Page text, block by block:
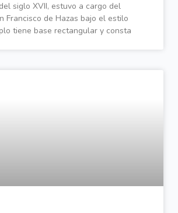
siglo XVII, estuvo a cargo del
Francisco de Hazas bajo el estilo
tiene base rectangular y consta